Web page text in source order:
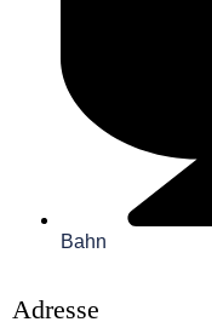
Bahn
Adresse